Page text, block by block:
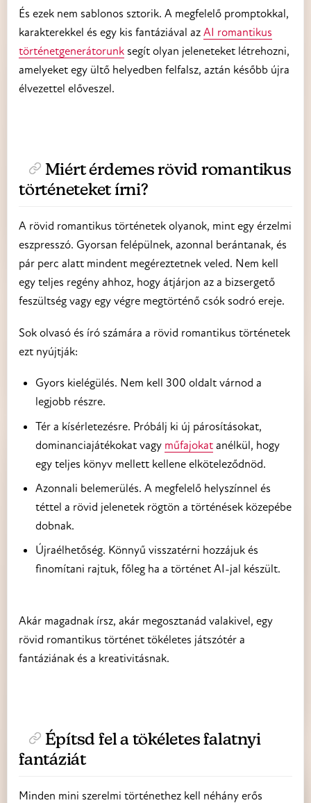
És ezek nem sablonos sztorik. A megfelelő promptokkal,
karakterekkel és egy kis fantáziával az AI romantikus
történetgenerátorunk segít olyan jeleneteket létrehozni,
amelyeket egy ültő helyedben felfalsz, aztán később újra
élvezettel előveszel.
Miért érdemes rövid romantikus
történeteket írni?
A rövid romantikus történetek olyanok, mint egy érzelmi
eszpresszó. Gyorsan felépülnek, azonnal berántanak, és
pár perc alatt mindent megéreztetnek veled. Nem kell
egy teljes regény ahhoz, hogy átjárjon az a bizsergető
feszültség vagy egy végre megtörténő csók sodró ereje.
Sok olvasó és író számára a rövid romantikus történetek
ezt nyújtják:
Gyors kielégülés. Nem kell 300 oldalt várnod a
legjobb részre.
Tér a kísérletezésre. Próbálj ki új párosításokat,
dominanciajátékokat vagy műfajokatanélkül, hogy
egy teljes könyv mellett kellene elköteleződnöd.
Azonnali belemerülés. A megfelelő helyszínnel és
téttel a rövid jelenetek rögtön a történések közepébe
dobnak.
Újraélhetőség. Könnyű visszatérni hozzájuk és
finomítani rajtuk, főleg ha a történet AI-jal készült.
Akár magadnak írsz, akár megosztanád valakivel, egy
rövid romantikus történet tökéletes játszótér a
fantáziának és a kreativitásnak.
Építsd fel a tökéletes falatnyi
fantáziát
Minden mini szerelmi történethez kell néhány erős